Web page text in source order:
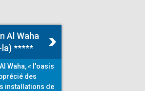
Al Waha
la) *****
Al Waha, « l'oasis
des
installations de